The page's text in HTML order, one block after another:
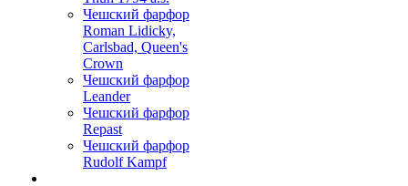
Чешский фарфор
Roman Lidicky,
Carlsbad, Queen's
Crown
Чешский фарфор
Leander
Чешский фарфор
Repast
Чешский фарфор
Rudolf Kampf